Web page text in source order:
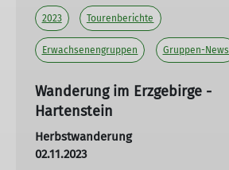
2023 Tourenberichte
Erwachsenengruppen Gruppen-News
Wanderung im Erzgebirge -
Hartenstein
Herbstwanderung
02.11.2023